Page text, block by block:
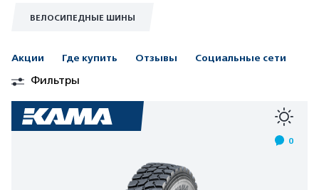
ВЕЛОСИПЕДНЫЕ ШИНЫ
Акции Где купить Отзывы Социальные сети
Фильтры
0